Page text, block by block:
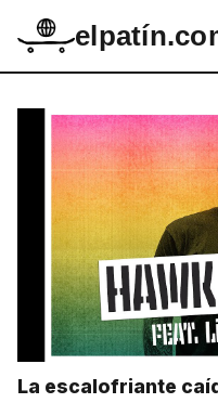
La escalofriante